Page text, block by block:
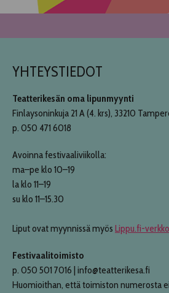
YHTEYSTIEDOT
Teatterikesän oma lipunmyynti
Finlaysoninkuja 21 A (4. krs), 33210
p. 050 471 6018
Avoinna festivaaliviikolla:
ma–pe klo 10–19
la klo 11–19
su klo 11–15.30
Liput ovat myynnissä myös Lippu.fi-
Festivaalitoimisto
p. 050 501 7016 | info@teatterikesa.fi
Huomioithan, että toimiston numerosta